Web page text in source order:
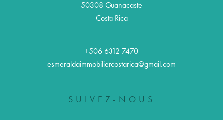
50308 Guanacaste
Costa Rica
+506 6312 7470
esmeraldaimmobiliercostarica@gmail.com
SUIVEZ-NOUS